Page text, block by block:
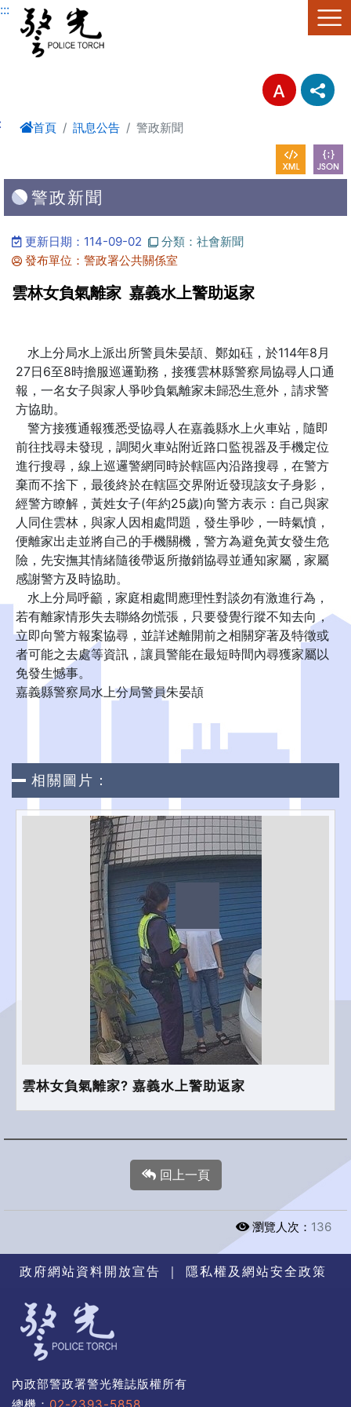
進入內容區塊
:::
首頁 訊息公告 警政新聞
警政新聞
更新日期：114-09-02
分類：社會新聞
發布單位：警政署公共關係室
雲林女負氣離家 嘉義水上警助返家
水上分局水上派出所警員朱晏頡、鄭如砡，於114年8月
27日6至8時擔服巡邏勤務，接獲雲林縣警察局協尋人口通
報，一名女子與家人爭吵負氣離家未歸恐生意外，請求警
方協助。
警方接獲通報獲悉受協尋人在嘉義縣水上火車站，隨即
前往找尋未發現，調閱火車站附近路口監視器及手機定位
進行搜尋，線上巡邏警網同時於轄區內沿路搜尋，在警方
棄而不捨下，最後終於在轄區交界附近發現該女子身影，
經警方瞭解，黃姓女子(年約25歲)向警方表示：自己與家
人同住雲林，與家人因相處問題，發生爭吵，一時氣憤，
便離家出走並將自己的手機關機，警方為避免黃女發生危
險，先安撫其情緒隨後帶返所撤銷協尋並通知家屬，家屬
感謝警方及時協助。
水上分局呼籲，家庭相處間應理性對談勿有激進行為，
若有離家情形失去聯絡勿慌張，只要發覺行蹤不知去向，
立即向警方報案協尋，並詳述離開前之相關穿著及特徵或
者可能之去處等資訊，讓員警能在最短時間內尋獲家屬以
免發生憾事。
嘉義縣警察局水上分局警員朱晏頡
相關圖片：
雲林女負氣離家? 嘉義水上警助返家
回上一頁
瀏覽人次： 136
政府網站資料開放宣告 ｜ 隱私權及網站安全政策
內政部警政署警光雜誌版權所有
總機： 02-2393-5858